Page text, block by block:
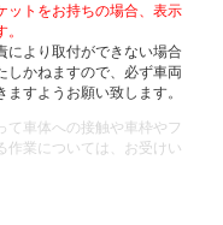
トをお持ちの場合、表示
より取付ができない場合
しかねますので、必ず車両
すようお願い致します。
車体への接触や車枠やフ
作業については、お受けい